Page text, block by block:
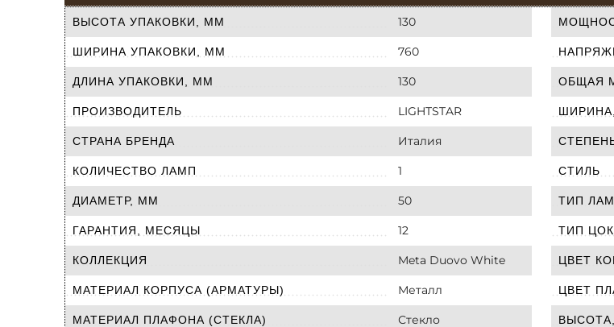
ВЫСОТА УПАКОВКИ, ММ 130
ШИРИНА УПАКОВКИ, ММ 760
ДЛИНА УПАКОВКИ, ММ 130
ПРОИЗВОДИТЕЛЬ LIGHTSTAR
СТРАНА БРЕНДА Италия
КОЛИЧЕСТВО ЛАМП 1
ДИАМЕТР, ММ 50
ГАРАНТИЯ, МЕСЯЦЫ 12
КОЛЛЕКЦИЯ Meta Duovo White
МАТЕРИАЛ КОРПУСА (АРМАТУРЫ) Металл
МАТЕРИАЛ ПЛАФОНА (СТЕКЛА) Стекло
ОБЩАЯ
СТИЛЬ
ТИП
ТИП
ЦВЕТ
ЦВЕТ